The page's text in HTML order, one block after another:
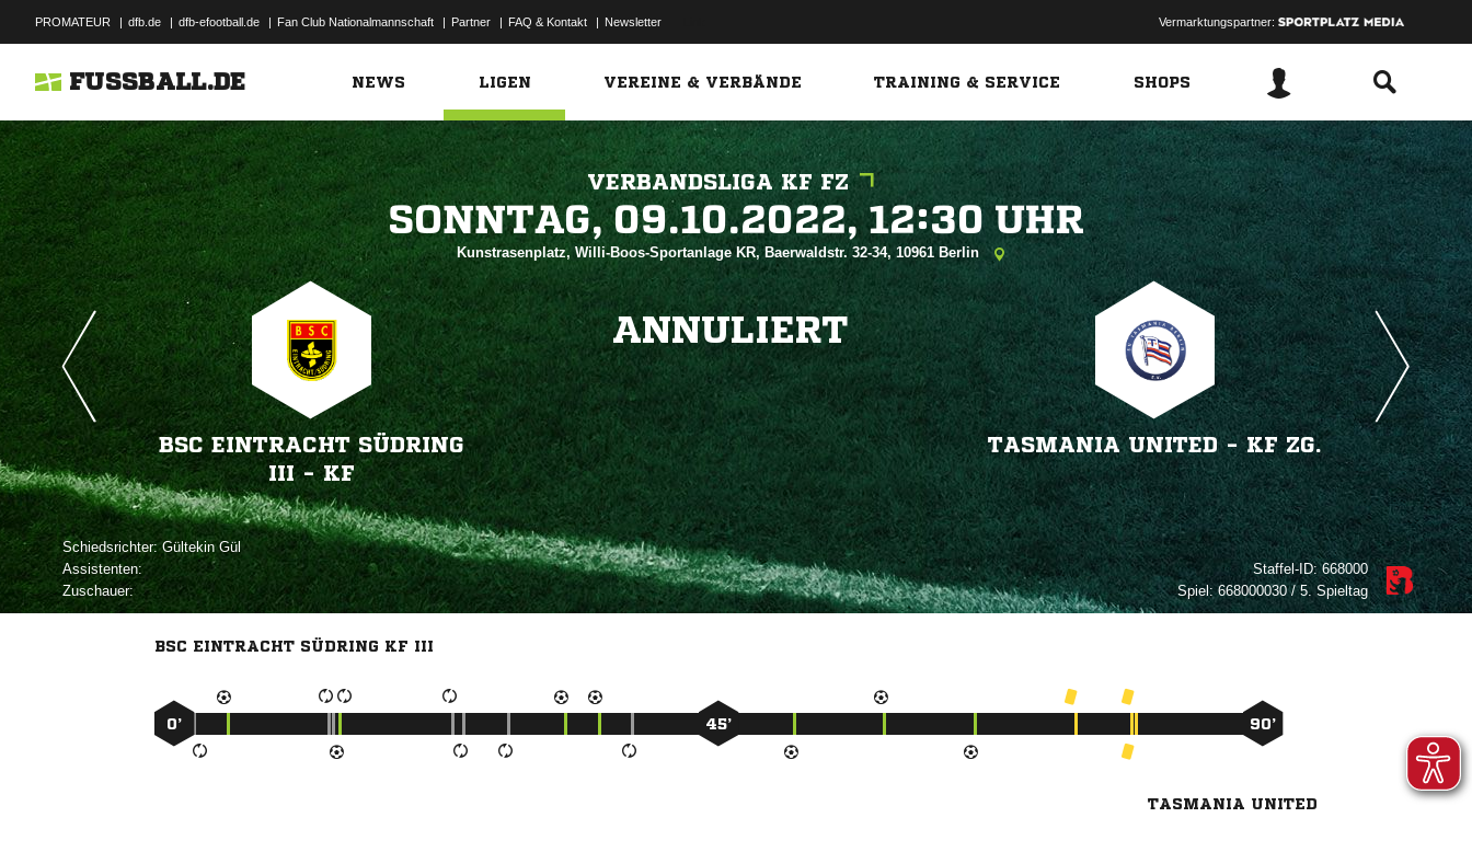
PROMATEUR | dfb.de | dfb-efootball.de | Fan Club Nationalmannschaft | Partner | FAQ & Kontakt | Newsletter Vermarktungspartner:
FUSSBALL.DE NEWS LIGEN VEREINE & VERBÄNDE TRAINING & SERVICE SHOPS
VERBANDSLIGA KF FZ
   
Kunstrasenplatz, Willi-Boos-Sportanlage KR, Baerwaldstr. 32-34, 10961 Berlin
BSC EINTRACHT SÜDRING
III - KF
ANNULIERT
TASMANIA UNITED - KF ZG.
Schiedsrichter: 
Assistenten:
Zuschauer:
Staffel-ID:668000
Spiel:668000030 / 5. Spieltag
BSC EINTRACHT SÜDRING KF III
0’ 45’ 90’
TASMANIA UNITED